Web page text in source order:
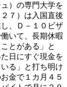
）の専門大学を
７）は入国直後
、Ｄ－１０ビザ
いて、長期休暇
とがある」と
日にすぐ現金を
る」と打ち明け
金で１カ月４５